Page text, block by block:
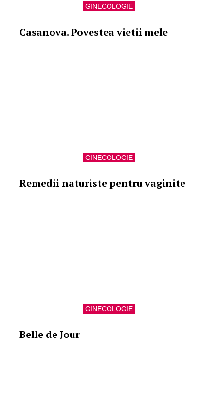
GINECOLOGIE
Casanova. Povestea vietii mele
GINECOLOGIE
Remedii naturiste pentru vaginite
GINECOLOGIE
Belle de Jour